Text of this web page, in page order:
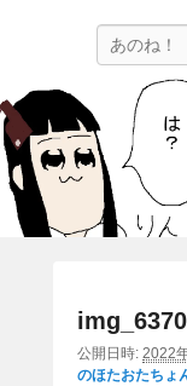
ひらち
ほたがページ上
公開日時: 2022
のほたおたちょ